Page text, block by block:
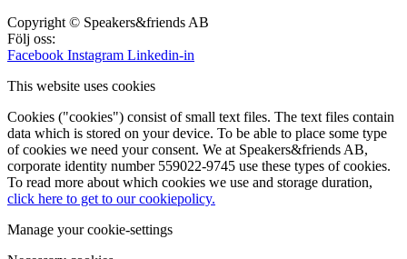
Copyright © Speakers&friends AB
Följ oss:
Facebook Instagram Linkedin-in
This website uses cookies
Cookies ("cookies") consist of small text files. The text files contain
data which is stored on your device. To be able to place some type
of cookies we need your consent. We at Speakers&friends AB,
corporate identity number 559022-9745 use these types of cookies.
To read more about which cookies we use and storage duration,
click here to get to our cookiepolicy.
Manage your cookie-settings